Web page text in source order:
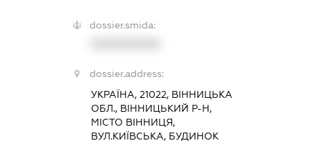
dossier.smida:
dossier.address:
УКРАЇНА, 21022, ВІННИЦЬКА
ОБЛ., ВІННИЦЬКИЙ Р-Н,
МІСТО ВІННИЦЯ,
ВУЛ.КИЇВСЬКА, БУДИНОК